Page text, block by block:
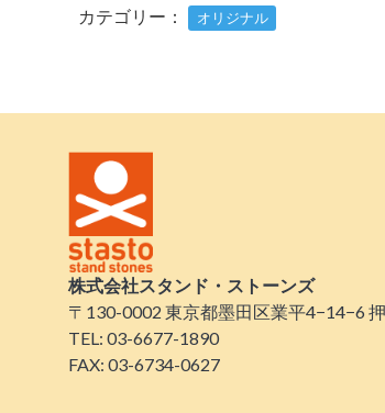
カテゴリー： オリジナル
株式会社スタンド・ストーンズ
〒130-0002 東京都墨田区業平4−14−6
TEL: 03-6677-1890
FAX: 03-6734-0627